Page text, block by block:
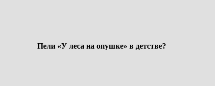
Пели «У леса на опушке» в детстве?